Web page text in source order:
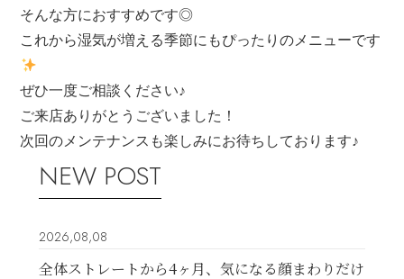
そんな方におすすめです◎
これから湿気が増える季節にもぴったりのメニューです
ぜひ一度ご相談ください♪
ご来店ありがとうございました！
次回のメンテナンスも楽しみにお待ちしております♪
NEW POST
2026,08,08
全体ストレートから4ヶ月、気になる顔まわりだけ